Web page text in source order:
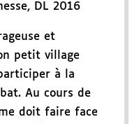
, DL 2016
et
petit village
à la
Au cours de
doit faire face